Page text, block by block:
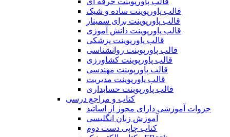
قالب پاورپوینت ساده و شیک
قالب پاورپوینت برای سمینار
قالب پاورپوینت دانش آموزی
قالب پاورپوینت پزشکی
قالب پاورپوینت روانشناسی
قالب پاورپوینت کشاورزی
قالب پاورپوینت مهندسی
قالب پاورپوینت مدیریت
قالب پاورپوینت حسابداری
کتاب و مراجع درسی
جزوات آموزشی دارای مجوز از اساتید
آموزش زبان انگلیسی
کتاب چاپی دست دوم